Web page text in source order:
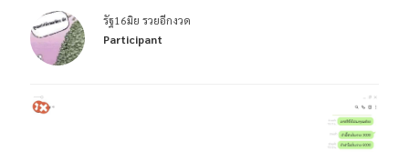
รัฐ16มิย รวยอีกงวด
Participant